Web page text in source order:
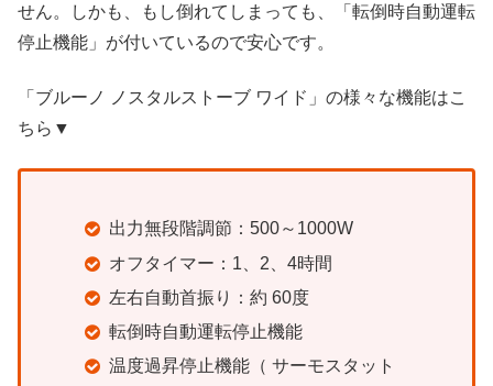
せん。しかも、もし倒れてしまっても、「転倒時自動運転
停止機能」が付いているので安心です。
「 ブルーノ ノスタルストーブ ワイド」の様々な機能はこ
ちら▼
出力無段階調節：500～1000W
オフタイマー：1、2、4時間
左右自動首振り：約 60度
転倒時自動運転停止機能
温度過昇停止機能（ サーモスタット